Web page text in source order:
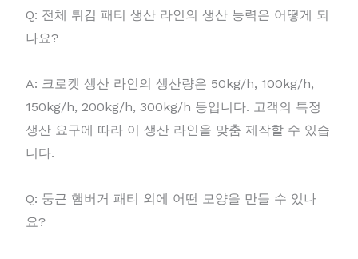
Q: 전체 튀김 패티 생산 라인의 생산 능력은 어떻게 되
나요?
A: 크로켓 생산 라인의 생산량은 50kg/h, 100kg/h,
150kg/h, 200kg/h, 300kg/h 등입니다. 고객의 특정
생산 요구에 따라 이 생산 라인을 맞춤 제작할 수 있습
니다.
Q: 둥근 햄버거 패티 외에 어떤 모양을 만들 수 있나
요?